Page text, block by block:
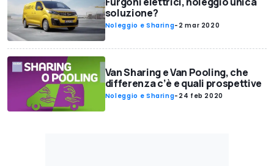
soluzione?
Noleggio e Sharing- 2 mar 2020
Van Sharing e Van Pooling, che
differenza c’è e quali prospettive
Noleggio e Sharing- 24 feb 2020